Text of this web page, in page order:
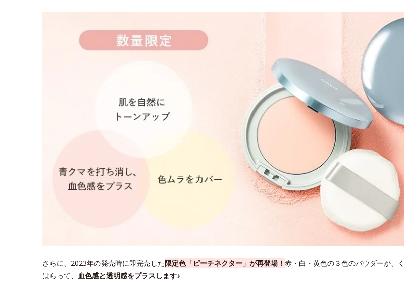
さらに、2023年の発売時に即完売した限定色「ピーチネクター」が再登場！ 赤・白・黄色の３色のパウダーが、
はらって、 血色感と透明感をプラスします♪